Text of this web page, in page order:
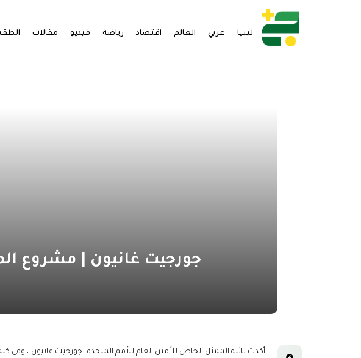
ليبيا عربي العالم اقتصاد رياضة فيديو مقالات
جورجيت غانيون | مشروع
أكدت نائبة الممثل الخاص للأمين العام للأمم المتحدة، جورجيت غانيون ، وفي